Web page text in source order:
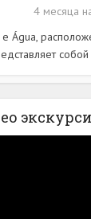
4 месяца
Água,